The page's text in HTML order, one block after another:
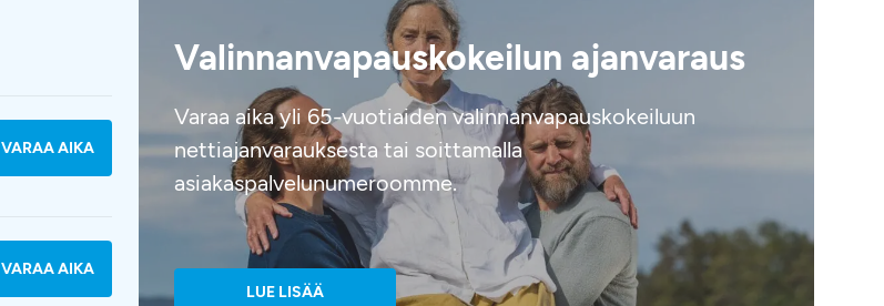
VARAA AIKA
VARAA AIKA
Valinnanvapauskokeilun ajanvaraus
Varaa aika yli 65-vuotiaiden valinnanvapauskokeiluun
nettiajanvarauksesta tai soittamalla
asiakaspalvelunumeroomme.
LUE LISÄÄ